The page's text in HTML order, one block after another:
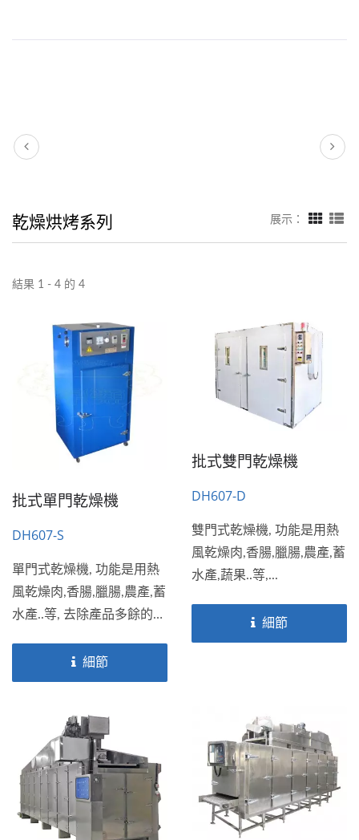
乾燥烘烤系列 展示：
結果 1 - 4 的 4
批式單門乾燥機
DH607-S
單門式乾燥機, 功能是用熱
風乾燥肉,香腸,臘腸,農產,蓄
水產..等, 去除產品多餘的水
細節
批式雙門乾燥機
DH607-D
雙門式乾燥機, 功能是用熱
風乾燥肉,香腸,臘腸,農產,蓄
水產,蔬果..等,...
細節